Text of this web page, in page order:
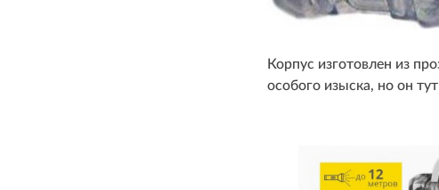
Корпус изготовлен из
особого изыска, но он